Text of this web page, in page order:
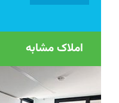
املاک مشابه